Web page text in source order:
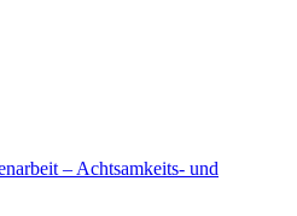
– Achtsamkeits- und